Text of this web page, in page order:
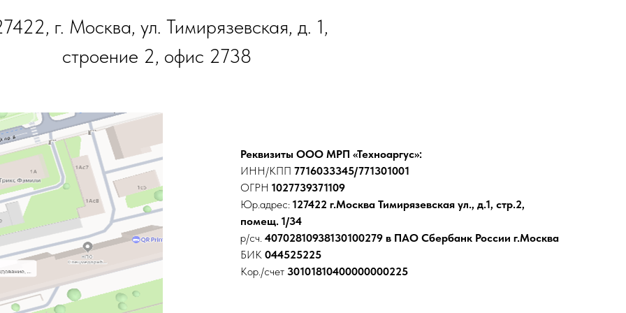
г. Москва, ул. Тимирязевская, д. 1,
строение 2, офис 2738
Реквизиты ООО МРП «Техноаргус»:
ИНН/КПП 7716033345/771301001
ОГРН 1027739371109
Юр.адрес: 127422 г.Москва Тимирязевская ул., д.1, стр.2,
помещ. 1/34
р/сч. 40702810938130100279 в ПАО Сбербанк России г.Москва
БИК 044525225
Кор./счет 30101810400000000225